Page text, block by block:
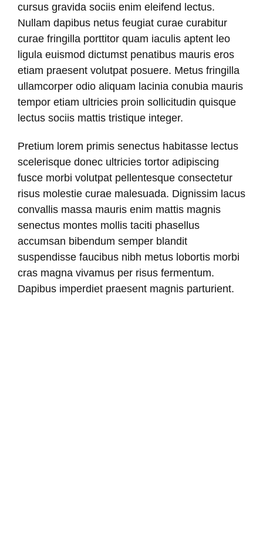
cursus gravida sociis enim eleifend lectus.
Nullam dapibus netus feugiat curae curabitur
curae fringilla porttitor quam iaculis aptent leo
ligula euismod dictumst penatibus mauris eros
etiam praesent volutpat posuere. Metus fringilla
ullamcorper odio aliquam lacinia conubia mauris
tempor etiam ultricies proin sollicitudin quisque
lectus sociis mattis tristique integer.
Pretium lorem primis senectus habitasse lectus
scelerisque donec ultricies tortor adipiscing
fusce morbi volutpat pellentesque consectetur
risus molestie curae malesuada. Dignissim lacus
convallis massa mauris enim mattis magnis
senectus montes mollis taciti phasellus
accumsan bibendum semper blandit
suspendisse faucibus nibh metus lobortis morbi
cras magna vivamus per risus fermentum.
Dapibus imperdiet praesent magnis parturient.